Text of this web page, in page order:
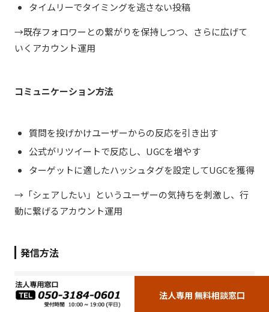
タイムリーでタイミングを逃さない投稿
→既存フォロワーとの繋がりを保持しつつ、さらに広げて
いくアカウント運用
コミュニケーション方法
質問を投げかけユーザーからの反応を引き出す
公式がリツイートで反応し、 UGCを増やす
ターゲットに適したハッシュタグを設定してUGCを獲得
→「シェアしたい」というユーザーの気持ちを刺激し、行
動に繋げるアカウント運用
発信方法
オーガニック投稿でユーザーとの接触点を作る
法人専用 無料相談窓口